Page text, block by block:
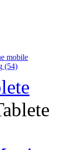
mobile
(54)